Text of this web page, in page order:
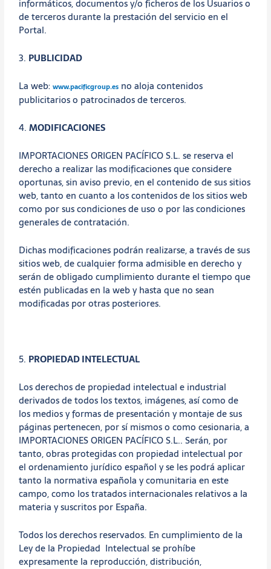
informáticos, documentos y/o ficheros de los Usuarios o
de terceros durante la prestación del servicio en el
Portal.
3. PUBLICIDAD
La web:www.pacificgroup.es no aloja contenidos
publicitarios o patrocinados de terceros.
4.MODIFICACIONES
IMPORTACIONES ORIGEN PACÍFICO S.L. se reserva el
derecho a realizar las modificaciones que considere
oportunas, sin aviso previo, en el contenido de sus sitios
web, tanto en cuanto a los contenidos de los sitios web
como por sus condiciones de uso o por las condiciones
generales de contratación.
Dichas modificaciones podrán realizarse, a través de sus
sitios web, de cualquier forma admisible en derecho y
serán de obligado cumplimiento durante el tiempo que
estén publicadas en la web y hasta que no sean
modificadas por otras posteriores.
5. PROPIEDAD INTELECTUAL
Los derechos de propiedad intelectual e industrial
derivados de todos los textos, imágenes, así como de
los medios y formas de presentación y montaje de sus
páginas pertenecen, por sí mismos o como cesionaria, a
IMPORTACIONES ORIGEN PACÍFICO S.L.. Serán, por
tanto, obras protegidas con propiedad intelectual por
el ordenamiento jurídico español y se les podrá aplicar
tanto la normativa española y comunitaria en este
campo, como los tratados internacionales relativos a la
materia y suscritos por España.
Todos los derechos reservados. En cumplimiento de la
Ley de la Propiedad Intelectual se prohíbe
expresamente la reproducción, distribución,